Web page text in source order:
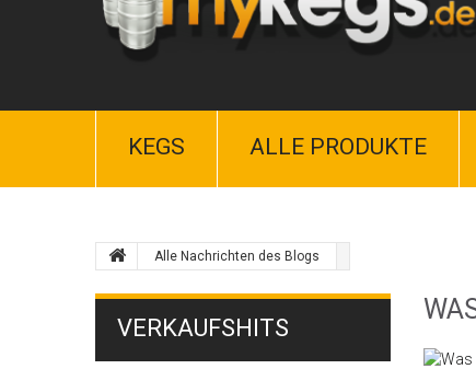
KEGS ALLE PRODUKTE
Alle Nachrichten des Blogs
VERKAUFSHITS